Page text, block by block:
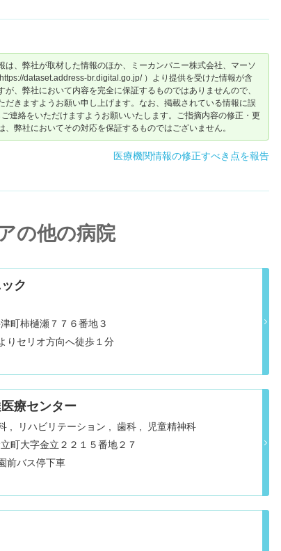
、弊社が取材した情報のほか、ミーカンパニー株式会社、マーソ
dataset.address-br.digital.go.jp/ ）より提供を受けた情報が含
、弊社において内容を完全に保証するものではありませんので、
きますようお願い申し上げます。なお、掲載されている情報に誤
連絡をいただけますようお願いいたします。ご指摘内容の修正・更
弊社においてその対応を保証するものではございません。
医療機関情報の修正すべき点を報告
の他の病院
ク
町柿樋瀬７７６番地３
りセリオ方向へ徒歩１分
療センター
リハビリテーション 歯科
児童精神科
町大字金立２２１５番地２７
前バス停下車